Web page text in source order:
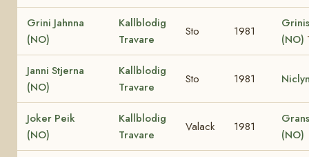
Grini Jahnna
(NO)
Kallblodig
Travare
Sto 1981
(NO)
Janni Stjerna
(NO)
Kallblodig
Travare
Sto 1981
Joker Peik
(NO)
Kallblodig
Travare
Valack 1981
(NO)